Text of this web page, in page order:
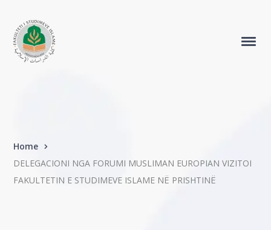
Home
DELEGACIONI NGA FORUMI MUSLIMAN EUROPIAN VIZITOI
FAKULTETIN E STUDIMEVE ISLAME NË PRISHTINË